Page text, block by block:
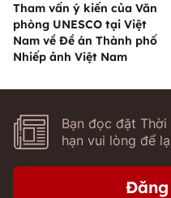
Tham vấn ý kiến của Văn
phòng UNESCO tại Việt
Nam về Đề án Thành phố
Nhiếp ảnh Việt Nam
Bạn đọc đặt
hạn vui lòng để